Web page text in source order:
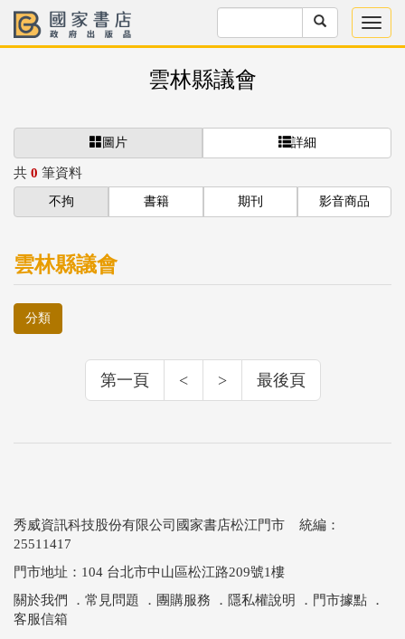
雲林縣議會
圖片 詳細
共 0 筆資料
不拘 書籍 期刊 影音商品
雲林縣議會
分類
第一頁 < > 最後頁
秀威資訊科技股份有限公司國家書店松江門市 統編：
25511417
門市地址：104 台北市中山區松江路209號1樓
關於我們 ． 常見問題 ． 團購服務 ． 隱私權說明 ． 門市據點 ．
客服信箱